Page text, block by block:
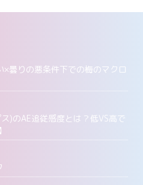
×曇りの悪条件下での梅のマクロ
)のAE追従感度とは？低VS高で